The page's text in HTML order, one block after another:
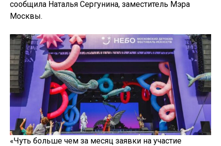
сообщила Наталья Сергунина, заместитель Мэра
Москвы.
«Чуть больше чем за месяц заявки на участие